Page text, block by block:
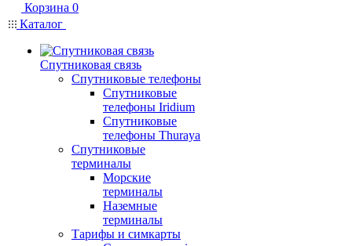
Корзина 0
Каталог
Спутниковая связь
Спутниковые телефоны
Спутниковые
телефоны Iridium
Спутниковые
телефоны Thuraya
Спутниковые
терминалы
Морские
терминалы
Наземные
терминалы
Тарифы и симкарты